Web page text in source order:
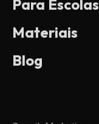
Para Escolas
Materiais
Blog